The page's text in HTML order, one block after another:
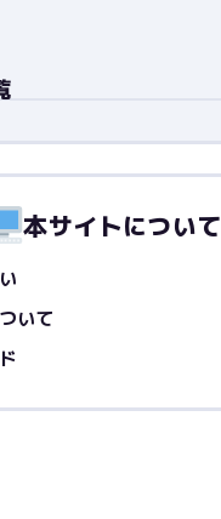
本サイトについて
いて